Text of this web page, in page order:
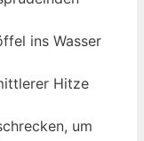
ins Wasser
Hitze
um